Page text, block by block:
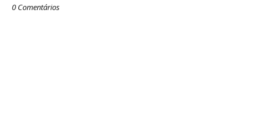
0 Comentários